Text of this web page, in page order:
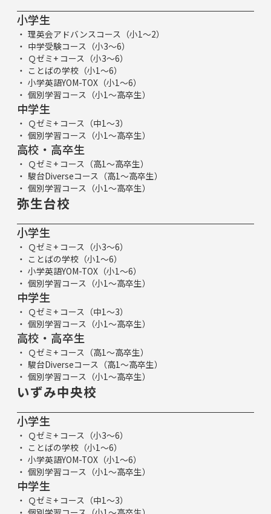
小学生
理英会アドバンスコース（小1～2）
中学受験コース（小3～6）
Ｑゼミ+ コース（小3～6）
ことばの学校（小1～6）
小学英語YOM-TOX（小1～6）
個別学習コース（小1～高卒生）
中学生
Ｑゼミ+ コース（中1～3）
個別学習コース（小1～高卒生）
高校・高卒生
Ｑゼミ+ コース（高1～高卒生）
駿台Diverseコース（高1～高卒生）
個別学習コース（小1～高卒生）
弥生台校
小学生
Ｑゼミ+ コース（小3～6）
ことばの学校（小1～6）
小学英語YOM-TOX（小1～6）
個別学習コース（小1～高卒生）
中学生
Ｑゼミ+ コース（中1～3）
個別学習コース（小1～高卒生）
高校・高卒生
Ｑゼミ+ コース（高1～高卒生）
駿台Diverseコース（高1～高卒生）
個別学習コース（小1～高卒生）
いずみ中央校
小学生
Ｑゼミ+ コース（小3～6）
ことばの学校（小1～6）
小学英語YOM-TOX（小1～6）
個別学習コース（小1～高卒生）
中学生
Ｑゼミ+ コース（中1～3）